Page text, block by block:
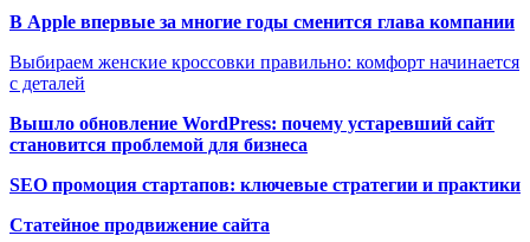
В Apple впервые за многие годы сменится глава компании
Выбираем женские кроссовки правильно: комфорт начинается
с деталей
Вышло обновление WordPress: почему устаревший сайт
становится проблемой для бизнеса
SEO промоция стартапов: ключевые стратегии и практики
Статейное продвижение сайта